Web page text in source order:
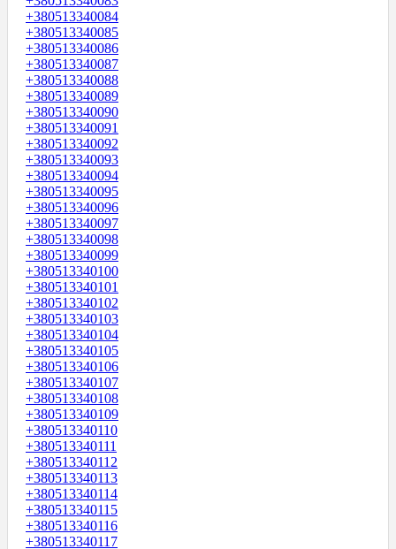
+380513340084
+380513340085
+380513340086
+380513340087
+380513340088
+380513340089
+380513340090
+380513340091
+380513340092
+380513340093
+380513340094
+380513340095
+380513340096
+380513340097
+380513340098
+380513340099
+380513340100
+380513340101
+380513340102
+380513340103
+380513340104
+380513340105
+380513340106
+380513340107
+380513340108
+380513340109
+380513340110
+380513340111
+380513340112
+380513340113
+380513340114
+380513340115
+380513340116
+380513340117